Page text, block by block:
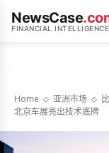
NewsCase
FINANCIAL INTELLIGENCE
Home 亚洲市场
北京车展亮出技术底牌